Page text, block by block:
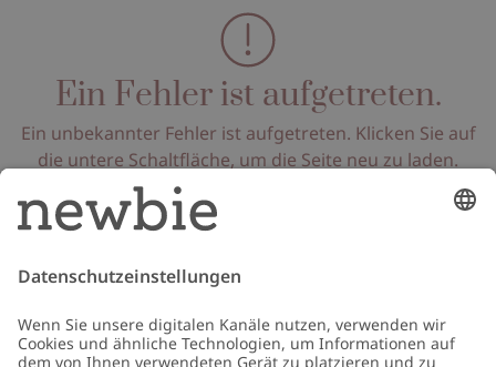
Ein Fehler ist aufgetreten.
Ein unbekannter Fehler ist aufgetreten. Klicken Sie auf
die untere Schaltfläche, um die Seite neu zu laden.
Seite neu laden